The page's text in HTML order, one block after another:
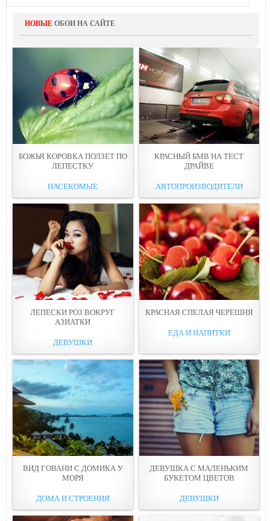
НОВЫЕ ОБОИ НА САЙТЕ
БОЖЬЯ КОРОВКА ПОЛЗЕТ ПО
ЛЕПЕСТКУ
НАСЕКОМЫЕ
КРАСНЫЙ БМВ НА ТЕСТ
ДРАЙВЕ
АВТОПРОИЗВОДИТЕЛИ
ЛЕПЕСКИ РОЗ ВОКРУГ
АЗИАТКИ
ДЕВУШКИ
КРАСНАЯ СПЕЛАЯ ЧЕРЕШНЯ
ЕДА И НАПИТКИ
ВИД ГОВАНИ С ДОМИКА У
МОРЯ
ДОМА И СТРОЕНИЯ
ДЕВУШКА С МАЛЕНЬКИМ
БУКЕТОМ ЦВЕТОВ
ДЕВУШКИ